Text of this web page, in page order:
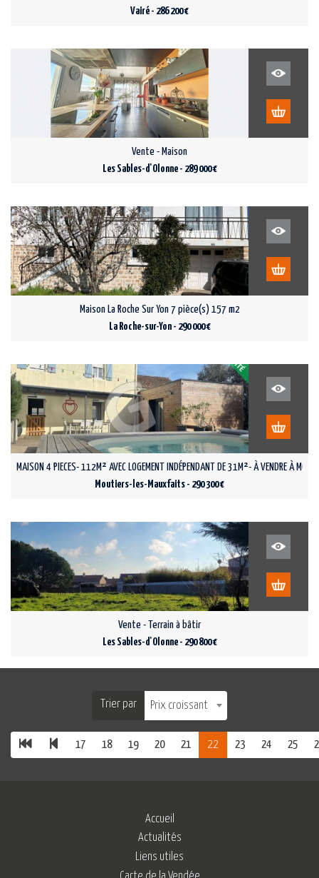
Vairé - 286 200 €
Vente - Maison
Les Sables-d'Olonne - 289 000 €
Maison La Roche Sur Yon 7 pièce(s) 157 m2
La Roche-sur-Yon - 290 000 €
MAISON 4 PIECES- 112M² AVEC LOGEMENT INDÉPENDANT DE 31M²- À VENDRE À
Moutiers-les-Mauxfaits - 290 300 €
Vente - Terrain à bâtir
Les Sables-d'Olonne - 290 800 €
Trier par Prix croissant
17 18 19 20 21 22 23 24 25
Accueil
Actualités
Liens utiles